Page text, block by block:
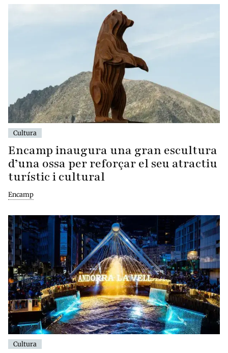
Cultura
Encamp inaugura una gran escultura
d’una ossa per reforçar el seu atractiu
turístic i cultural
Encamp
Cultura